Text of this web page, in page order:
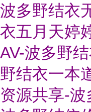
波多野结衣
衣五月天婷
AV-波多野
野结衣一本
资源共享-